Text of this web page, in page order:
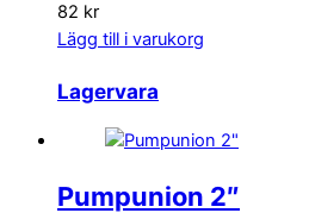
82 kr
Lägg till i varukorg
Lagervara
Pumpunion 2″